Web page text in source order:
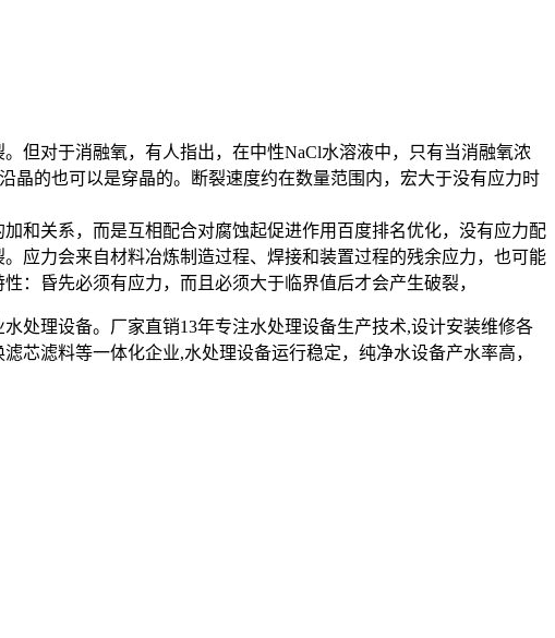
但对于消融氧，有人指出，在中性NaCl水溶液中，只有当消融氧浓
晶的也可以是穿晶的。断裂速度约在数量范围内，宏大于没有应力时
和关系，而是互相配合对腐蚀起促进作用百度排名优化，没有应力配
应力会来自材料冶炼制造过程、焊接和装置过程的残余应力，也可能
：昏先必须有应力，而且必须大于临界值后才会产生破裂，
水处理设备。厂家直销13年专注水处理设备生产技术,设计安装维修各
芯滤料等一体化企业,水处理设备运行稳定，纯净水设备产水率高，